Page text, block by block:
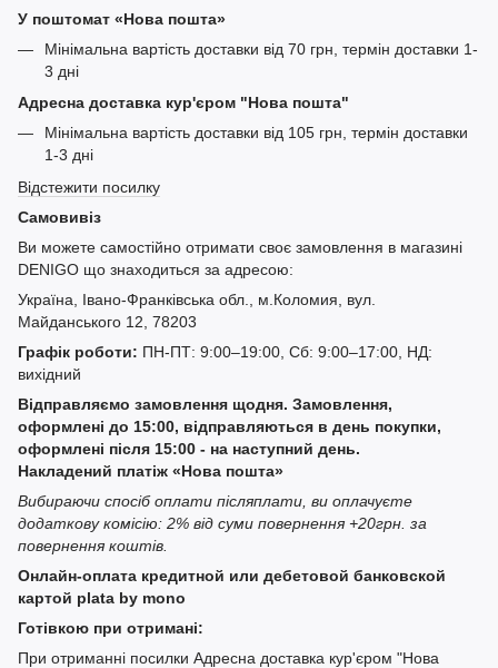
У поштомат «Нова пошта»
Мінімальна вартість доставки від 70 грн, термін доставки 1-
3 дні
Адресна доставка кур'єром "Нова пошта"
Мінімальна вартість доставки від 105 грн, термін доставки
1-3 дні
Відстежити посилку
Самовивіз
Ви можете самостійно отримати своє замовлення в магазині
DENIGO що знаходиться за адресою:
Україна, Івано-Франківська обл., м.Коломия, вул.
Майданського 12, 78203
Графік роботи: ПН-ПТ: 9:00–19:00, Сб: 9:00–17:00, НД:
вихідний
Відправляємо замовлення щодня. Замовлення,
оформлені до 15:00, відправляються в день покупки,
оформлені після 15:00 - на наступний день.
Накладений платіж «Нова пошта»
Вибираючи спосіб оплати післяплати, ви оплачуєте
додаткову комісію: 2% від суми повернення +20грн. за
повернення коштів.
Онлайн-оплата кредитной или дебетовой банковской
картой plata by mono
Готівкою при отримані:
При отриманні посилки Адресна доставка кур'єром "Нова